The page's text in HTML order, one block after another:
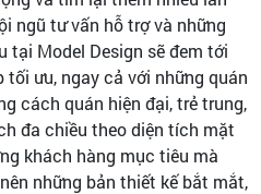
ngũ tư vấn hỗ trợ và những
tại Model Design sẽ đem tới
ưu, ngay cả với những quán
cách quán hiện đại, trẻ trung,
đa chiều theo diện tích mặt
khách hàng mục tiêu mà
những bản thiết kế bắt mắt,